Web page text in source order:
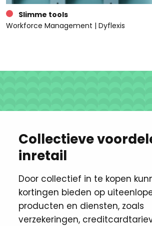
Slimme tools
Workforce Management | Dyflexis
Collectieve
inretail
Door collectief in te kopen
kortingen ​bieden op
producten en diensten, zoals
verzekeringen,